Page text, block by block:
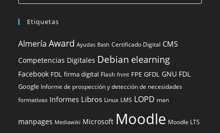
Etiquetas
Almería Award Ayudas Bash Certificado Digital CMS
Competencias Digitales Debian elearning
Facebook FDL firma digital Flash fnmt FPE GFDL GNU FDL
Google Informe de prospección y detección de necesidades
formativas Informes Libros Linux LMS LOPD man
manpages Mediawiki Microsoft Moodle Moodle LTS